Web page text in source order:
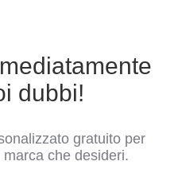
dubbi!
gratuito per
che desideri.